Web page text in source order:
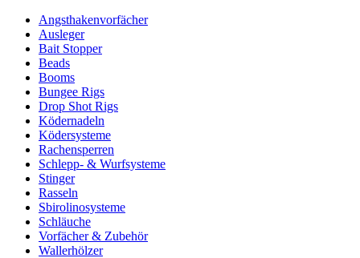
Angsthakenvorfächer
Ausleger
Bait Stopper
Beads
Booms
Bungee Rigs
Drop Shot Rigs
Ködernadeln
Ködersysteme
Rachensperren
Schlepp- & Wurfsysteme
Stinger
Rasseln
Sbirolinosysteme
Schläuche
Vorfächer & Zubehör
Wallerhölzer